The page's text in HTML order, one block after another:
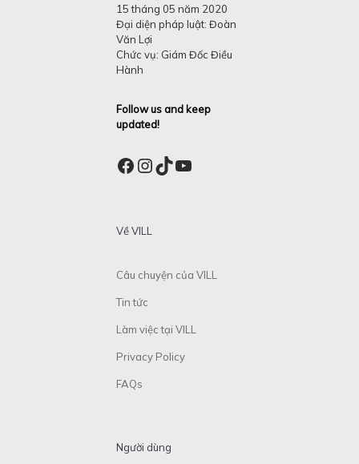
15 tháng 05 năm 2020
Đại diện pháp luật: Đoàn
Văn Lợi
Chức vụ: Giám Đốc Điều
Hành
Follow us and keep
updated!
Facebook
Instagram
TikTok
YouTube
Về VILL
Câu chuyện của VILL
Tin tức
Làm việc tại VILL
Privacy Policy
FAQs
Người dùng